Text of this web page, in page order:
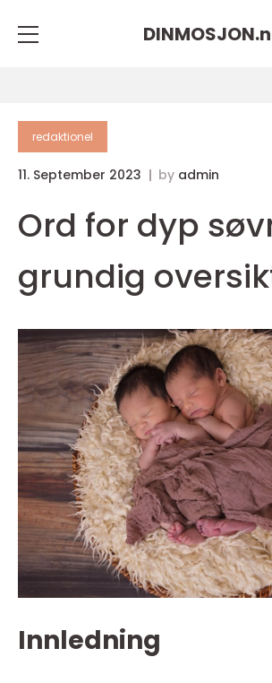
DINMOSJON.
redaktionel
11. September 2023 by admin
Ord for dyp
grundig
Innledning